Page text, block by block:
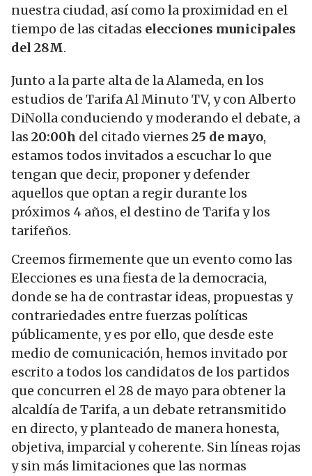
nuestra ciudad, así como la proximidad en el
tiempo de las citadas elecciones municipales
del 28M.
Junto a la parte alta de la Alameda, en los
estudios de Tarifa Al Minuto TV, y con Alberto
DiNolla conduciendo y moderando el debate, a
las 20:00h del citado viernes 25 de mayo,
estamos todos invitados a escuchar lo que
tengan que decir, proponer y defender
aquellos que optan a regir durante los
próximos 4 años, el destino de Tarifa y los
tarifeños.
Creemos firmemente que un evento como las
Elecciones es una fiesta de la democracia,
donde se ha de contrastar ideas, propuestas y
contrariedades entre fuerzas políticas
públicamente, y es por ello, que desde este
medio de comunicación, hemos invitado por
escrito a todos los candidatos de los partidos
que concurren el 28 de mayo para obtener la
alcaldía de Tarifa, a un debate retransmitido
en directo, y planteado de manera honesta,
objetiva, imparcial y coherente. Sin líneas rojas
y sin más limitaciones que las normas